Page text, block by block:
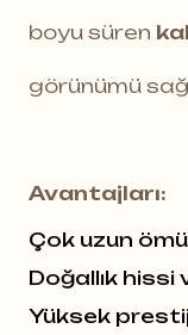
boyu süren
görünümü
Avantajları:
Çok uzun
Doğallık hissi
Yüksek